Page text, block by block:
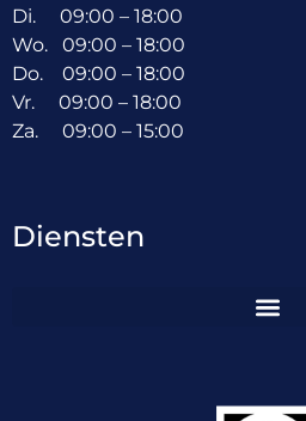
Di. 09:00 – 18:00
Wo. 09:00 – 18:00
Do. 09:00 – 18:00
Vr. 09:00 – 18:00
Za. 09:00 – 15:00
Diensten